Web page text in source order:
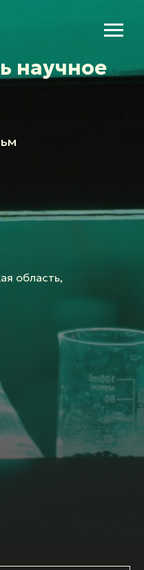
научное
область,